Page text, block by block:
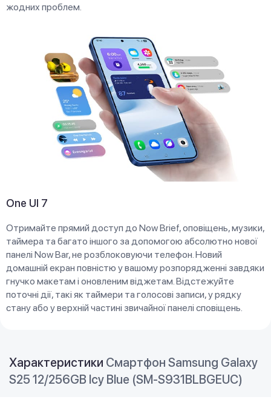
жодних проблем.
One UI 7
Отримайте прямий доступ до Now Brief, оповіщень, музики,
таймера та багато іншого за допомогою абсолютно нової
панелі Now Bar, не розблоковуючи телефон. Новий
домашній екран повністю у вашому розпорядженні завдяки
гнучко макетам і оновленим віджетам. Відстежуйте
поточні дії, такі як таймери та голосові записи, у рядку
стану або у верхній частині звичайної панелі сповіщень.
Характеристики Смартфон Samsung Galaxy
S25 12/256GB Icy Blue (SM-S931BLBGEUC)